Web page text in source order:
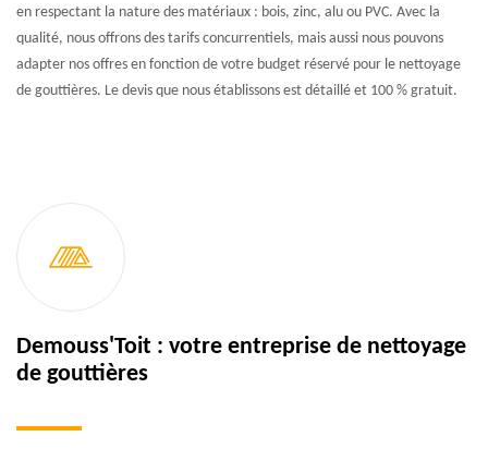
en respectant la nature des matériaux : bois, zinc, alu ou PVC. Avec la
qualité, nous offrons des tarifs concurrentiels, mais aussi nous pouvons
adapter nos offres en fonction de votre budget réservé pour le nettoyage
de gouttières. Le devis que nous établissons est détaillé et 100 % gratuit.
Demouss'Toit : votre entreprise de nettoyage
de gouttières